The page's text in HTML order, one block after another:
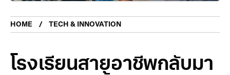
HOME TECH & INNOVATION
โรงเรียนสายอาชีพกลับมา